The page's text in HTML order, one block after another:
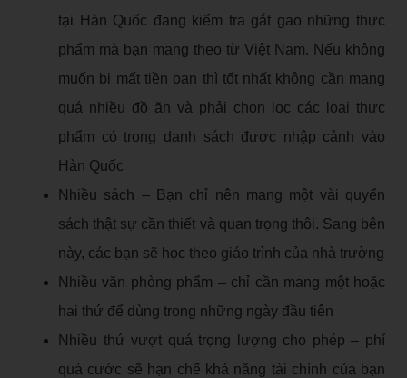
tại Hàn Quốc đang kiểm tra gắt gao những thực
phẩm mà bạn mang theo từ Việt Nam. Nếu không
muốn bị mất tiền oan thì tốt nhất không cần mang
quá nhiều đồ ăn và phải chọn lọc các loại thực
phẩm có trong danh sách được nhập cảnh vào
Hàn Quốc
Nhiều sách – Bạn chỉ nên mang một vài quyển
sách thật sự cần thiết và quan trọng thôi. Sang bên
này, các bạn sẽ học theo giáo trình của nhà trường
Nhiều văn phòng phẩm – chỉ cần mang một hoặc
hai thứ để dùng trong những ngày đầu tiên
Nhiều thứ vượt quá trọng lượng cho phép – phí
quá cước sẽ hạn chế khả năng tài chính của bạn